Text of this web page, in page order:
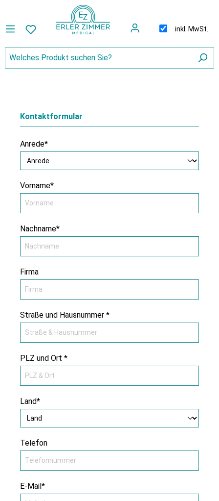
inkl. MwSt.
Kontaktformular
Anrede*
Vorname*
Nachname*
Firma
Straße und Hausnummer *
PLZ und Ort *
Land*
Telefon
E-Mail*